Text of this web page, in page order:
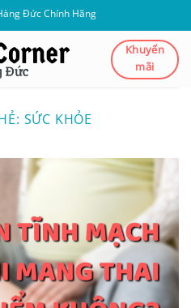
Đức Chính Hãng
Khuyến
mãi
SỨC KHỎE